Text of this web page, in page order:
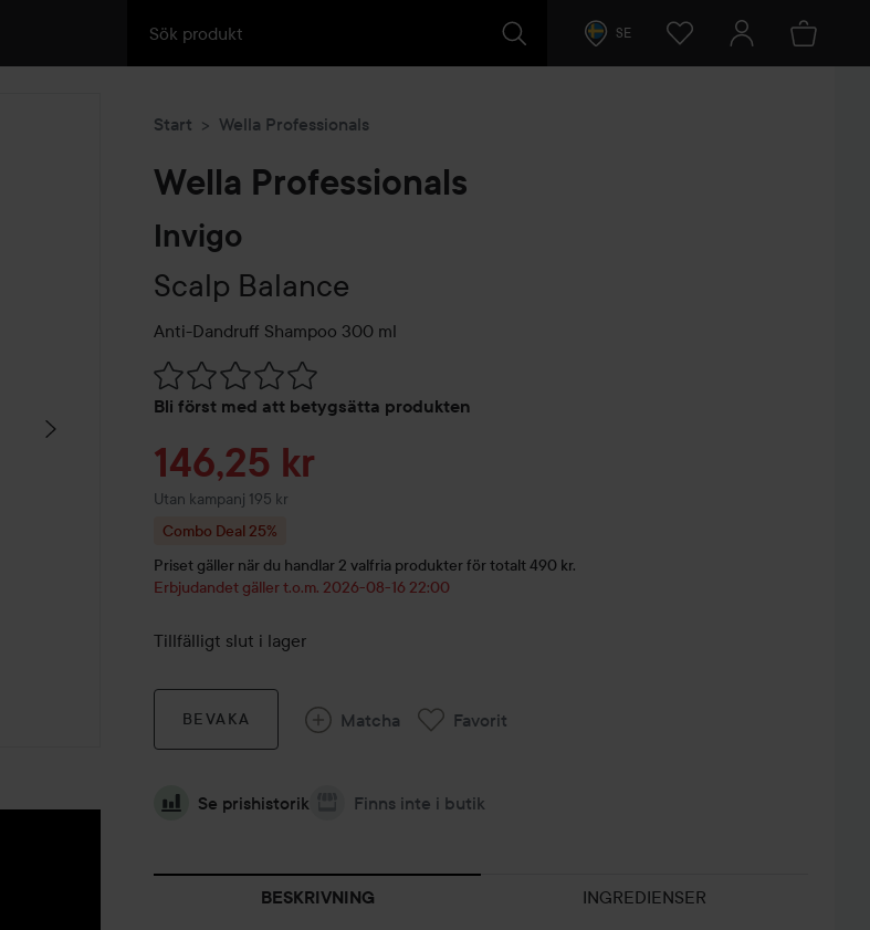
SE
Start Wella Professionals
Wella Professionals
Invigo
Scalp Balance
Anti-Dandruff Shampoo 300 ml
Bli först med att betygsätta produkten
Hoppa till Betyg & kommentarer
Reapris
146,25 kr
Utan kampanj 195 kr
Combo Deal 25%
Priset gäller när du handlar 2 valfria produkter för totalt 490 kr.
Erbjudandet gäller t.o.m. 2026-08-16 22:00
Tillfälligt slut i lager
BEVAKA Matcha Favorit
Se prishistorik Finns inte i butik
BESKRIVNING INGREDIENSER